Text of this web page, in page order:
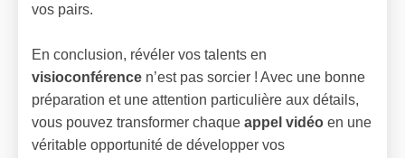
vos pairs.
En conclusion, révéler vos talents en
visioconférence n’est pas sorcier ! Avec une bonne
préparation et une attention particulière aux détails,
vous pouvez transformer chaque appel vidéo en une
véritable opportunité de développer vos